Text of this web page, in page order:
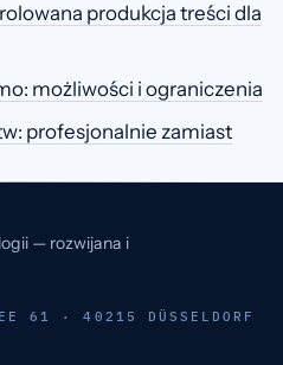
produkcja treści dla
możliwości i ograniczenia
profesjonalnie zamiast
— rozwijana i
61 · 40215 DÜSSELDORF